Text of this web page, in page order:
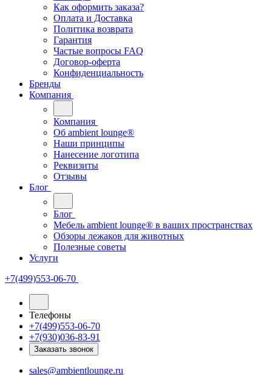
Как оформить заказа?
Оплата и Доставка
Политика возврата
Гарантия
Частые вопросы FAQ
Договор-оферта
Конфиденциальность
Бренды
Компания
Компания
Oб ambient lounge®
Наши принципы
Нанесение логотипа
Реквизиты
Отзывы
Блог
Блог
Мебель ambient lounge® в ваших пространствах
Обзоры лежаков для животных
Полезные советы
Услуги
+7(499)553-06-70
Телефоны
+7(499)553-06-70
+7(930)036-83-91
Заказать звонок
sales@ambientlounge.ru